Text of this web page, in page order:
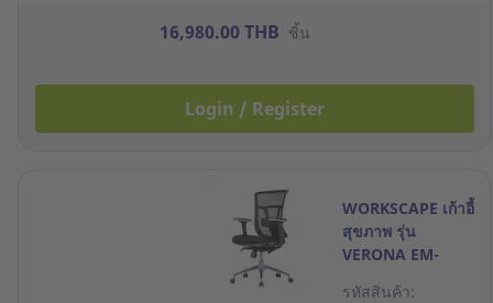
16,980.00 THB ชิ้น
Login / Register
WORKSCAPE เก้าอี้
สุขภาพ รุ่น
VERONA EM-
รหัสสินค้า: